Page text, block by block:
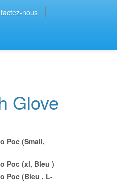
nous
Glove
Poc (Small,
Poc (xl, Bleu )
Poc (Bleu , L-